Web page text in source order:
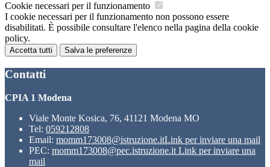
Cookie necessari per il funzionamento
I cookie necessari per il funzionamento non possono essere
disabilitati. È possibile consultare l'elenco nella pagina della cookie
policy.
Accetta tutti Salva le preferenze
Contatti
CPIA 1 Modena
Viale Monte Kosica, 76, 41121 Modena MO
Tel: 059212808
Email: momm173008@istruzione.itLink per inviare una mail
PEC: momm173008@pec.istruzione.it Link per inviare una
mail